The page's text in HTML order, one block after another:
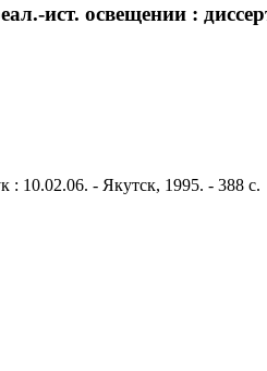
ист. освещении :
: 10.02.06. - Якутск, 1995. - 388 с.